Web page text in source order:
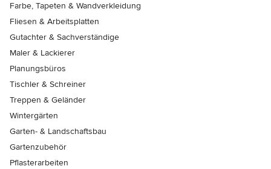
Farbe, Tapeten & Wandverkleidung
Fliesen & Arbeitsplatten
Gutachter & Sachverständige
Maler & Lackierer
Planungsbüros
Tischler & Schreiner
Treppen & Geländer
Wintergärten
Garten- & Landschaftsbau
Gartenzubehör
Pflasterarbeiten